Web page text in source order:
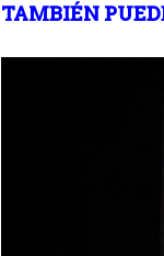
TAMBIÉN